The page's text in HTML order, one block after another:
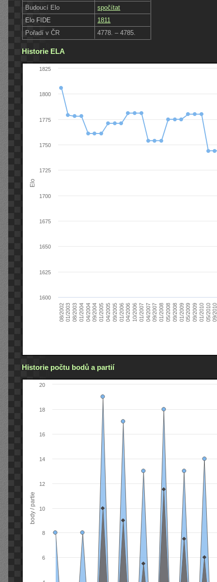
Budoucí Elo
spočítat
Elo FIDE
1811
Pořadí v ČR
4778. – 4785.
Historie ELA
Elo
08/200201/200308/200301/200404/200409/200401/200504/200509/200501/200604/200610/200601/200704/200709/200701/200805/200809/200801/200905/200909/200901/201005/201009/
1600
1625
1650
1675
1700
1725
1750
1775
1800
1825
Historie počtu bodů a partií
body / partie
6
8
10
12
14
16
18
20